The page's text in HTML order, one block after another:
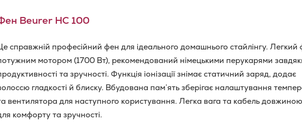
Beurer HC 100
справжній професійний фен для ідеального домашнього стайлінгу. Легкий
мотором (1700 Вт), рекомендований німецькими перукарями
та зручності. Функція іонізації знімає статичний заряд, додає
гладкості й блиску. Вбудована пам’ять зберігає налаштування
вентилятора для наступного користування. Легка вага та кабель
комфорту та зручності.